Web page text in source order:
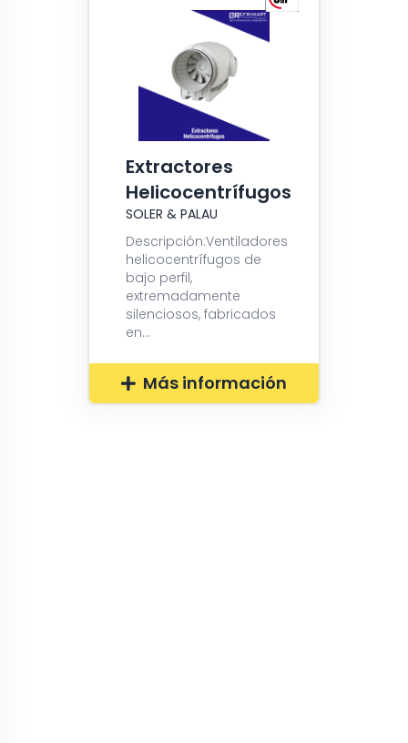
Extractores
Helicocentrífugos
SOLER & PALAU
Descripción:Ventiladores
helicocentrífugos de
bajo perfil,
extremadamente
silenciosos, fabricados
en...
Más información